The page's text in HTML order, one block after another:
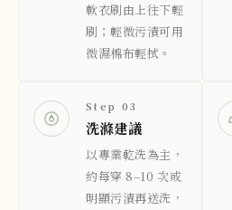
軟衣刷由上往下輕
刷；輕微污漬可用
微濕棉布輕拭。
Step 03
洗滌建議
以專業乾洗為主，
約每穿 8–10 次或
明顯污漬再送洗，